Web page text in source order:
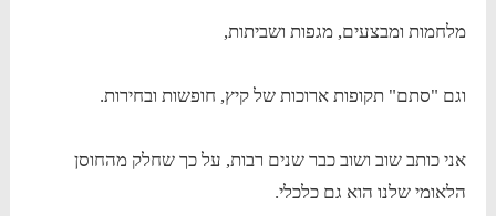
מלחמות ומבצעים, מגפות ושביתות,
וגם "סתם" תקופות ארוכות של קיץ, חופשות ובחירות.
אני כותב שוב ושוב כבר שנים רבות, על כך שחלק מהחוסן
הלאומי שלנו הוא גם כלכלי.